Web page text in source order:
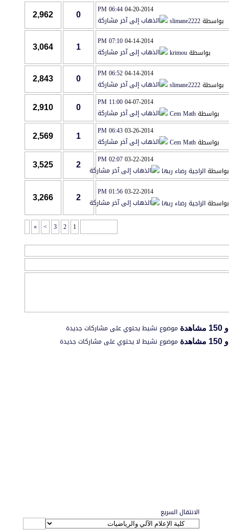
04-20-2014
06:44 PM
بواسطةslimane2222
0
2,962
04-14-2014
07:10 PM
بواسطةkrimou
1
3,064
04-14-2014
06:52 PM
بواسطةslimane2222
0
2,843
04-07-2014
11:00 PM
بواسطةCem Math
0
2,910
03-26-2014
06:43 PM
بواسطةCem Math
1
2,569
03-22-2014
02:07 PM
بواسطةالراجية رضاء ربها
2
3,525
03-22-2014
01:56 PM
بواسطةالراجية رضاء ربها
2
3,266
1
2
3
>
»
موضوع نشيط يحتوي على مشاركات جديدة
موضوع نشيط لا يحتوي على مشاركات جديدة
الانتقال السريع